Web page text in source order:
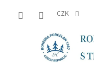
CZK